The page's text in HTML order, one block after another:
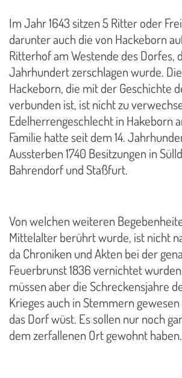
Im Jahr 1643 sitzen 5 Ritter oder
darunter auch die von Hackeborn
Ritterhof am Westende des Dorfes,
Jahrhundert zerschlagen wurde.
Hackeborn, die mit der Geschichte
verbunden ist, ist nicht zu
Edelherrengeschlecht in Hakeborn
Familie hatte seit dem 14.
Aussterben 1740 Besitzungen in
Bahrendorf und Staßfurt.
Von welchen weiteren
Mittelalter berührt wurde, ist nicht
da Chroniken und Akten bei der
Feuerbrunst 1836 vernichtet
müssen aber die Schreckensjahre
Krieges auch in Stemmern gewesen
das Dorf wüst. Es sollen nur noch
dem zerfallenen Ort gewohnt haben.